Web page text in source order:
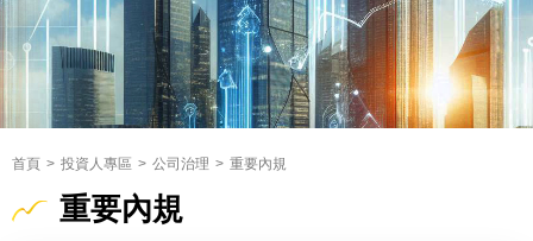
首頁 投資人專區 公司治理 重要內規
重要內規